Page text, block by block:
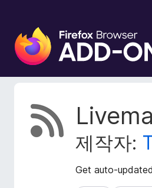
F
i
e
제작자:
Get auto-
확
장
메